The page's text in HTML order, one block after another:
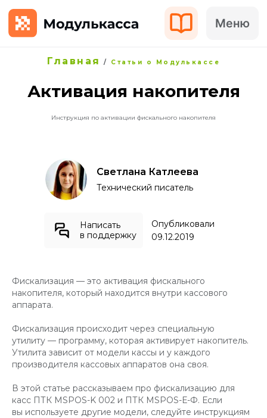
Меню
Главная / Статьи о Модулькассе
Активация накопителя
Инструкция по активации фискального накопителя
Написать
в поддержку
Светлана Катлеева
Технический писатель
Опубликовали
09.12.2019
Фискализация — это активация фискального
накопителя, который находится внутри кассового
аппарата.
Фискализация происходит через специальную
утилиту — программу, которая активирует накопитель.
Утилита зависит от модели кассы и у каждого
производителя кассовых аппаратов она своя.
В этой статье рассказываем про фискализацию для
касс ПТК MSPOS-K 002 и ПТК MSPOS-Е-Ф. Если
вы используете другие модели, следуйте инструкциям